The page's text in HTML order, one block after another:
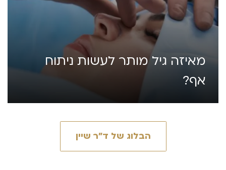
מאיזה גיל מותר לעשות ניתוח
אף?
הבלוג של ד״ר שיין